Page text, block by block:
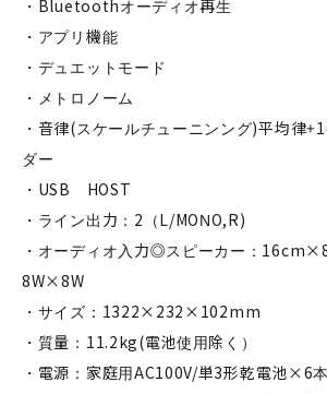
・Bluetoothオーディオ再生
・アプリ機能
・デュエットモード
・メトロノーム
・音律(スケールチューニンング)平均律
ダー
・USB HOST
・ライン出力：2（L/MONO,R)
・オーディオ入力◎スピーカー：
8W×8W
・サイズ：1322×232×102mm
・質量：11.2kg(電池使用除く）
・電源：家庭用AC100V/単3形乾電池×6本